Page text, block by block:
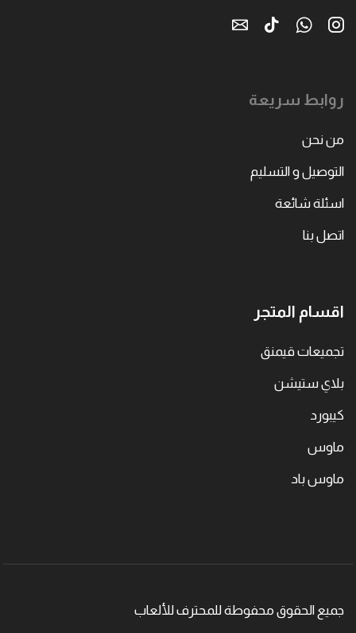
روابط سريعة
من نحن
التوصيل و التسليم
اسئلة شائعة
اتصل بنا
اقسام المتجر
تجميعات قيمنق
بلاي ستيشن
كيبورد
ماوس
ماوس باد
جميع الحقوق محفوطة للمحترف للألعاب